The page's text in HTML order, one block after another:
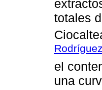
totales
el
una